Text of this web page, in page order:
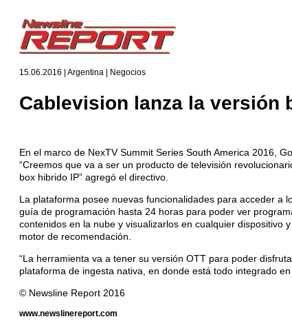
15.06.2016 | Argentina | Negocios
Cablevision lanza la versión
En el marco de NexTV Summit Series South America 2016,
“Creemos que va a ser un producto de televisión
box hibrido IP” agregó el directivo.
La plataforma posee nuevas funcionalidades para acceder a
guía de programación hasta 24 horas para poder ver
contenidos en la nube y visualizarlos en cualquier
motor de recomendación.
“La herramienta va a tener su versión OTT para poder
plataforma de ingesta nativa, en donde está todo integrado
© Newsline Report 2016
www.newslinereport.com